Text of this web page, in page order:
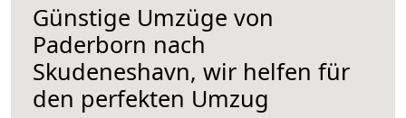
Günstige Umzüge von
Paderborn nach
Skudeneshavn, wir helfen für
den perfekten Umzug